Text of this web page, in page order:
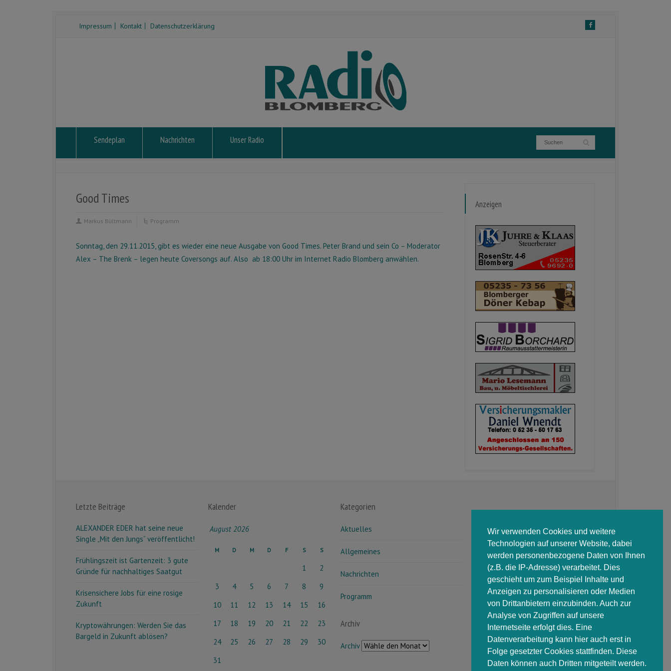
Wir verwenden Cookies und weitere
Technologien auf unserer Website, dabei
werden personenbezogene Daten von Ihnen
(z.B. die IP-Adresse) verarbeitet. Dies
geschieht um zum Beispiel Inhalte und
Anzeigen zu personalisieren oder Medien
von Drittanbietern einzubinden. Auch zur
Analyse von Zugriffen auf unsere
Internetseite erfolgt dies. Eine
Datenverarbeitung kann hier auch erst in
Folge gesetzter Cookies stattfinden. Diese
Daten können auch Dritten mitgeteilt werden.
Impressum Kontakt Datenschutzerklärung
Sendeplan Nachrichten Unser Radio
Good Times
Markus Bültmann Programm
Sonntag, den 29.11.2015, gibt es wieder eine neue Ausgabe von Good Times. Peter Brand und sein Co – Moderator
Alex – The Brenk – legen heute Coversongs auf. Also ab 18:00 Uhr im Internet Radio Blomberg anwählen.
Anzeigen
Letzte Beiträge
ALEXANDER EDER hat seine neue
Single „Mit den Jungs“ veröffentlicht!
Frühlingszeit ist Gartenzeit: 3 gute
Gründe für nachhaltiges Saatgut
Krisensichere Jobs für eine rosige
Zukunft
Kryptowährungen: Werden Sie das
Bargeld in Zukunft ablösen?
Kalender
August 2026
M D M D F S S
1
2
3
4 5 6 7 8
9
10
11 12 13 14 15
16
17
18 19 20 21 22
23
24
25 26 27 28 29
30
31
Kategorien
Aktuelles
Allgemeines
Nachrichten
Programm
Archiv
Archiv